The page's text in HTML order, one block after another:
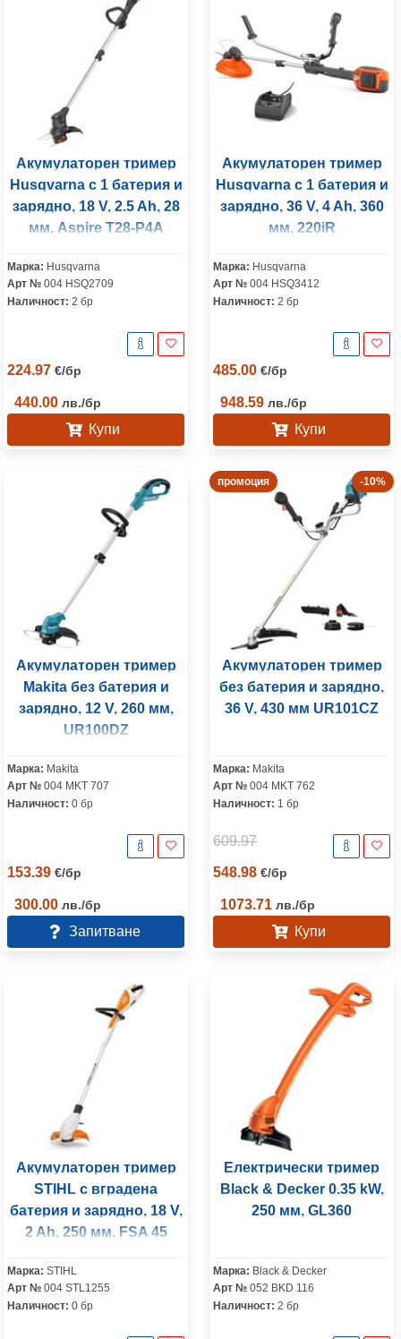
Акумулаторен тример
Husqvarna с 1 батерия и
зарядно, 18 V, 2.5 Ah, 28
мм, Aspire T28-P4A
Марка: Husqvarna
Арт № 004 HSQ2709
Наличност: 2 бр
224.97 €/бр
440.00 лв./бр
Купи
Акумулаторен тример
Husqvarna с 1 батерия и
зарядно, 36 V, 4 Ah, 360
мм, 220iR
Марка: Husqvarna
Арт № 004 HSQ3412
Наличност: 2 бр
485.00 €/бр
948.59 лв./бр
Купи
Акумулаторен тример
Makita без батерия и
зарядно, 12 V, 260 мм,
UR100DZ
Марка: Makita
Арт № 004 MKT 707
Наличност: 0 бр
153.39 €/бр
300.00 лв./бр
Запитване
промоция -10%
Акумулаторен тример
без батерия и зарядно,
36 V, 430 мм UR101CZ
Марка: Makita
Арт № 004 MKT 762
Наличност: 1 бр
609.97
548.98 €/бр
1073.71 лв./бр
Купи
Акумулаторен тример
STIHL с вградена
батерия и зарядно, 18 V,
2 Ah, 250 мм, FSA 45
Марка: STIHL
Арт № 004 STL1255
Наличност: 0 бр
Електрически тример
Black & Decker 0.35 kW,
250 мм, GL360
Марка: Black & Decker
Арт № 052 BKD 116
Наличност: 2 бр